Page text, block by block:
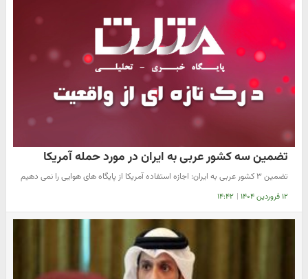
تضمین سه کشور عربی به ایران در مورد حمله آمریکا
تضمین ۳ کشور عربی به ایران: اجازه استفاده آمریکا از پایگاه های هوایی را نمی دهیم
۱۲ فروردین ۱۴۰۴ | ۱۴:۴۲